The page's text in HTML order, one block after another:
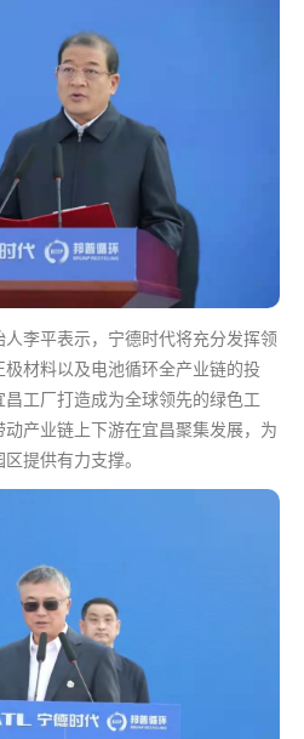
李平表示，宁德时代将充分发挥领
材料以及电池循环全产业链的投
工厂打造成为全球领先的绿色工
产业链上下游在宜昌聚集发展，为
提供有力支撑。